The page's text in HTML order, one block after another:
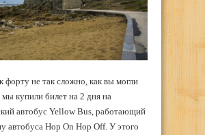
форту не так сложно, как вы могли
купили билет на 2 дня на
автобус Yellow Bus, работающий
автобуса Hop On Hop Off. У этого